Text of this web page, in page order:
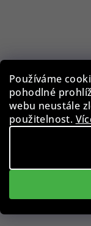
Používáme
pohodlné
webu neustále
použitelnost.
Rothenschild